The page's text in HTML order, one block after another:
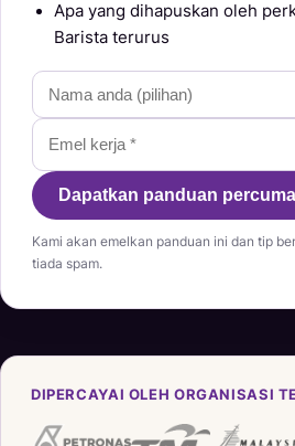
Apa yang dihapuskan oleh
Barista terurus
Dapatkan panduan
Kami akan emelkan panduan ini dan tip
tiada spam.
DIPERCAYAI OLEH ORGANISASI